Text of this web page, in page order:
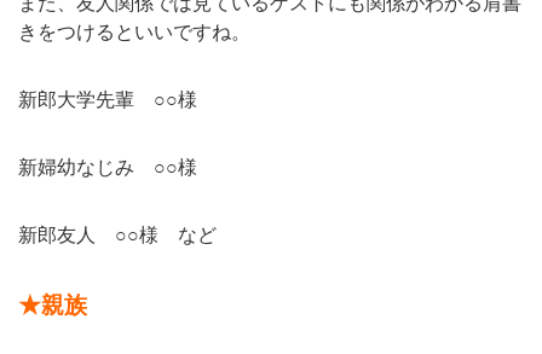
きをつけるといいですね。
新郎大学先輩 ○○様
新婦幼なじみ ○○様
新郎友人 ○○様 など
★親族